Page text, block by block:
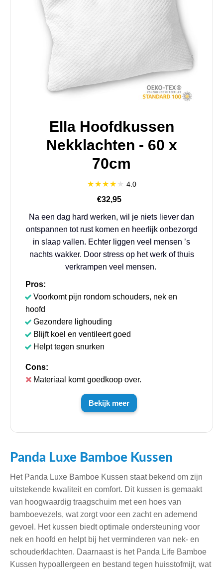
Ella Hoofdkussen
Nekklachten - 60 x
70cm
4.0
€32,95
Na een dag hard werken, wil je niets liever dan
ontspannen tot rust komen en heerlijk onbezorgd
in slaap vallen. Echter liggen veel mensen ’s
nachts wakker. Door stress op het werk of thuis
verkrampen veel mensen.
Pros:
Voorkomt pijn rondom schouders, nek en
hoofd
Gezondere lighouding
Blijft koel en ventileert goed
Helpt tegen snurken
Cons:
Materiaal komt goedkoop over.
Bekijk meer
Panda Luxe Bamboe Kussen
Het Panda Luxe Bamboe Kussen staat bekend om zijn
uitstekende kwaliteit en comfort. Dit kussen is gemaakt
van hoogwaardig traagschuim met een hoes van
bamboevezels, wat zorgt voor een zacht en ademend
gevoel. Het kussen biedt optimale ondersteuning voor
nek en hoofd en helpt bij het verminderen van nek- en
schouderklachten. Daarnaast is het Panda Life Bamboe
Kussen hypoallergeen en bestand tegen huisstofmijt, wat